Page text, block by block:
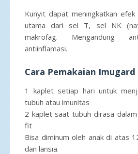
Kunyit dapat meningkatkan
utama dari sel T, sel NK
makrofag. Mengandung
antiinflamasi.
Cara Pemakaian Imugard
1 kaplet setiap hari untuk
tubuh atau imunitas
2 kaplet saat tubuh dirasa
fit
Bisa diminum oleh anak di atas
dan lansia.